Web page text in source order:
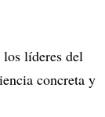
los líderes del
concreta y